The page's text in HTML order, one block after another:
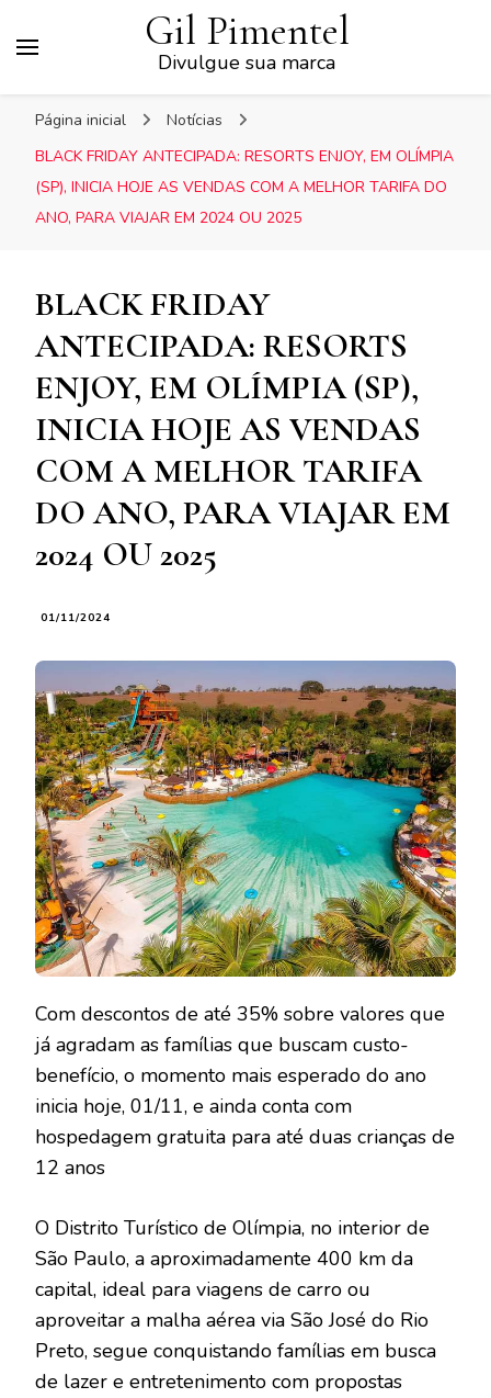
Gil Pimentel
Divulgue sua marca
Página inicial
Notícias
BLACK FRIDAY ANTECIPADA: RESORTS ENJOY, EM OLÍMPIA
(SP), INICIA HOJE AS VENDAS COM A MELHOR TARIFA DO
ANO, PARA VIAJAR EM 2024 OU 2025
BLACK FRIDAY
ANTECIPADA: RESORTS
ENJOY, EM OLÍMPIA (SP),
INICIA HOJE AS VENDAS
COM A MELHOR TARIFA
DO ANO, PARA VIAJAR EM
2024 OU 2025
01/11/2024
Com descontos de até 35% sobre valores que
já agradam as famílias que buscam custo-
benefício, o momento mais esperado do ano
inicia hoje, 01/11, e ainda conta com
hospedagem gratuita para até duas crianças de
12 anos
O Distrito Turístico de Olímpia, no interior de
São Paulo, a aproximadamente 400 km da
capital, ideal para viagens de carro ou
aproveitar a malha aérea via São José do Rio
Preto, segue conquistando famílias em busca
de lazer e entretenimento com propostas